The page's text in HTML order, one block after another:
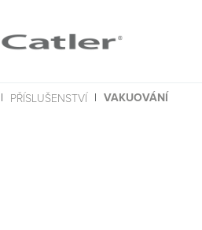
PŘÍSLUŠENSTVÍ VAKUOVÁNÍ